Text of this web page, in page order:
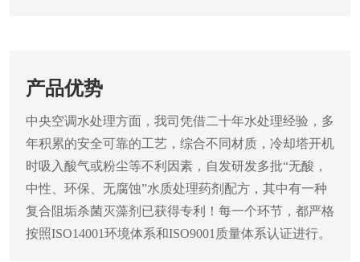
产品优势
中央空调水处理方面，我司凭借二十年水处理经验，多
年积累的安全可靠的工艺，综合不同材质，冷却塔开机
时吸入酸气或粉尘等不利因素，自发研发多批“无酸，
中性、环保、无腐蚀”水质处理药剂配方，其中有一种
复合阻垢杀菌灭藻剂已获得专利！每一个环节，都严格
按照ISO14001环境体系和ISO9001质量体系认证进行。